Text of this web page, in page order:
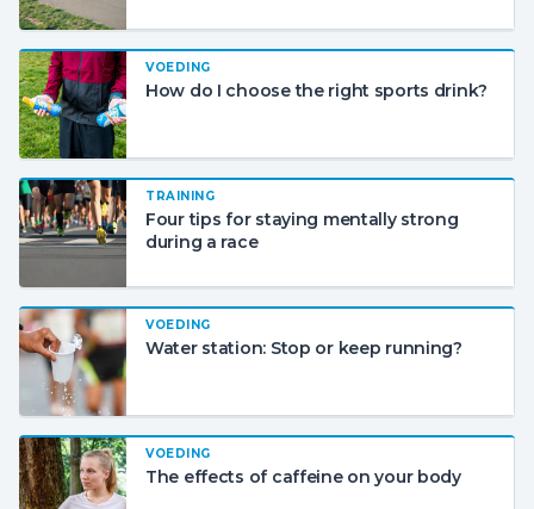
VOEDING
How do I choose the right sports drink?
TRAINING
Four tips for staying mentally strong
during a race
VOEDING
Water station: Stop or keep running?
VOEDING
The effects of caffeine on your body